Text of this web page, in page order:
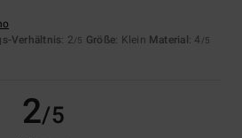
Verhältnis: 2/5 Größe: Klein Material: 4 /5
2/5